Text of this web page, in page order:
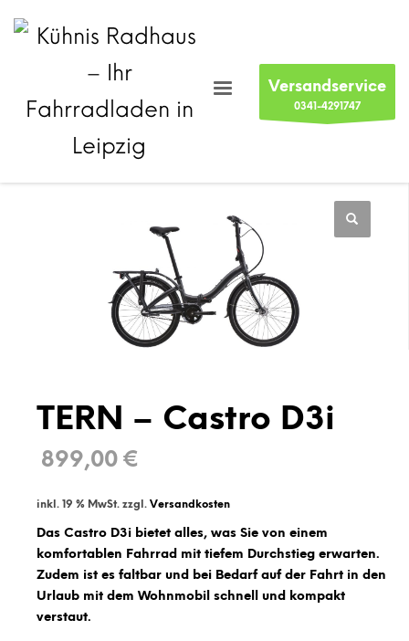
Versandservice
0341-4291747
TERN – Castro D3i
899,00 €
inkl. 19 % MwSt. zzgl. Versandkosten
Das Castro D3i bietet alles, was Sie von einem
komfortablen Fahrrad mit tiefem Durchstieg erwarten.
Zudem ist es faltbar und bei Bedarf auf der Fahrt in den
Urlaub mit dem Wohnmobil schnell und kompakt
verstaut.